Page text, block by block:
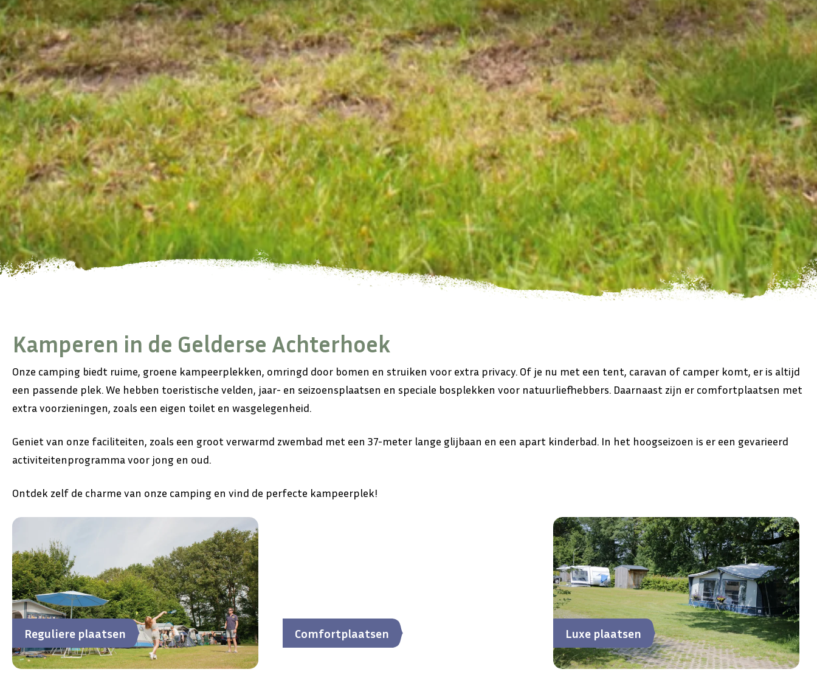
Kamperen in de Gelderse Achterhoek
Onze camping biedt ruime, groene kampeerplekken, omringd door bomen en struiken voor extra privacy. Of je nu met een tent, caravan of camper komt, er is altijd
een passende plek. We hebben toeristische velden, jaar- en seizoensplaatsen en speciale bosplekken voor natuurliefhebbers. Daarnaast zijn er comfortplaatsen met
extra voorzieningen, zoals een eigen toilet en wasgelegenheid.
Geniet van onze faciliteiten, zoals een groot verwarmd zwembad met een 37-meter lange glijbaan en een apart kinderbad. In het hoogseizoen is er een gevarieerd
activiteitenprogramma voor jong en oud.
Ontdek zelf de charme van onze camping en vind de perfecte kampeerplek!
Reguliere plaatsen Comfortplaatsen Luxe plaatsen